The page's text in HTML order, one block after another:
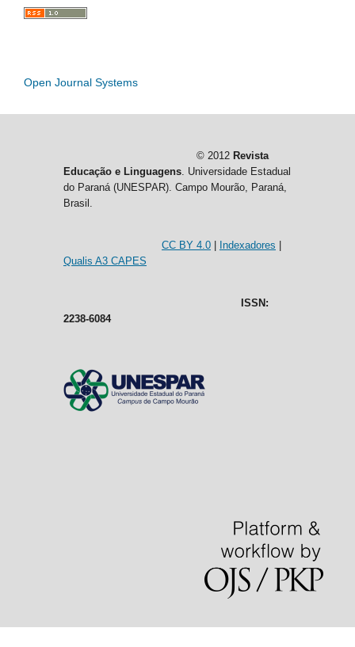
Open Journal Systems
© 2012 Revista
Educação e Linguagens. Universidade Estadual
do Paraná (UNESPAR). Campo Mourão, Paraná,
Brasil.
CC BY 4.0| Indexadores
Qualis A3 CAPES
ISSN:
2238-6084